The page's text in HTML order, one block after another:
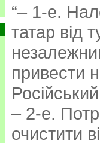
“– 1-е.
татар від
привести
– 2-е.
очистити